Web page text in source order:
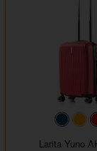
Larita Yuno